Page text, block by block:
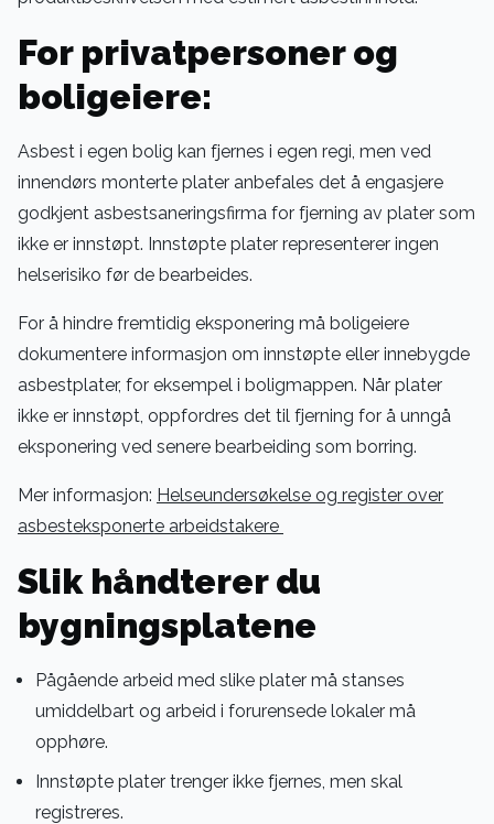
For privatpersoner og
boligeiere:
Asbest i egen bolig kan fjernes i egen regi, men ved
innendørs monterte plater anbefales det å engasjere
godkjent asbestsaneringsfirma for fjerning av plater som
ikke er innstøpt. Innstøpte plater representerer ingen
helserisiko før de bearbeides.
For å hindre fremtidig eksponering må boligeiere
dokumentere informasjon om innstøpte eller innebygde
asbestplater, for eksempel i boligmappen. Når plater
ikke er innstøpt, oppfordres det til fjerning for å unngå
eksponering ved senere bearbeiding som borring.
Mer informasjon: Helseundersøkelse og register over
asbesteksponerte arbeidstakere
Slik håndterer du
bygningsplatene
Pågående arbeid med slike plater må stanses
umiddelbart og arbeid i forurensede lokaler må
opphøre.
Innstøpte plater trenger ikke fjernes, men skal
registreres.